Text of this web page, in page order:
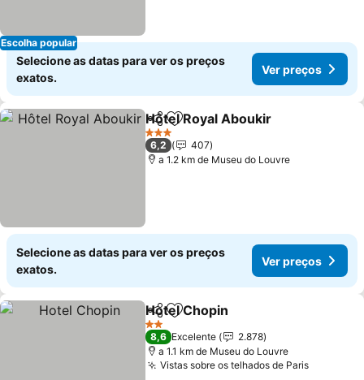
Escolha popular
Selecione as datas para ver os preços
exatos.
Ver preços
PartilharAdicionar aos favoritos
Hôtel Royal Aboukir
3 Estrelas
6,2
407
a 1.2 km de Museu do Louvre
Selecione as datas para ver os preços
exatos.
Ver preços
PartilharAdicionar aos favoritos
Hotel Chopin
2 Estrelas
8,6 Excelente
2.878
a 1.1 km de Museu do Louvre
Vistas sobre os telhados de ParisVer